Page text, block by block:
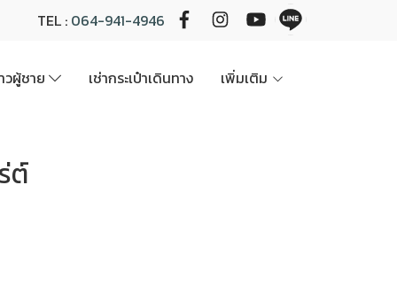
TEL : 064-941-4946
วผู้ชาย เช่ากระเป๋าเดินทาง เพิ่มเติม
ต์